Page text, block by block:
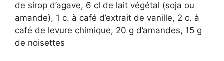
de sirop d’agave, 6 cl de lait végétal (soja ou
amande), 1 c. à café d’extrait de vanille, 2 c. à
café de levure chimique, 20 g d’amandes, 15 g
de noisettes